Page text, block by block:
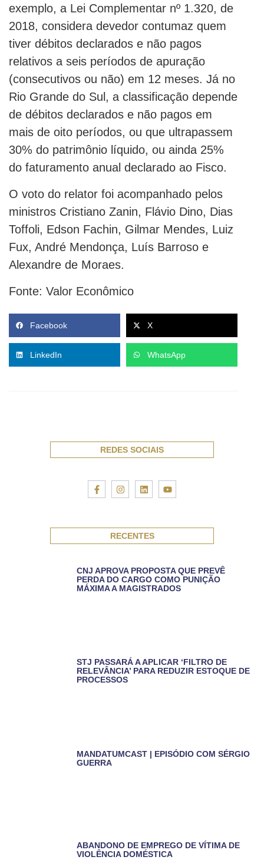
exemplo, a Lei Complementar nº 1.320, de
2018, considera devedor contumaz quem
tiver débitos declarados e não pagos
relativos a seis períodos de apuração
(consecutivos ou não) em 12 meses. Já no
Rio Grande do Sul, a classificação depende
de débitos declarados e não pagos em
mais de oito períodos, ou que ultrapassem
30% do patrimônio líquido, ou ainda 25%
do faturamento anual declarado ao Fisco.
O voto do relator foi acompanhado pelos
ministros Cristiano Zanin, Flávio Dino, Dias
Toffoli, Edson Fachin, Gilmar Mendes, Luiz
Fux, André Mendonça, Luís Barroso e
Alexandre de Moraes.
Fonte: Valor Econômico
Facebook X
LinkedIn WhatsApp
REDES SOCIAIS
RECENTES
CNJ APROVA PROPOSTA QUE PREVÊ
PERDA DO CARGO COMO PUNIÇÃO
MÁXIMA A MAGISTRADOS
STJ PASSARÁ A APLICAR ‘FILTRO DE
RELEVÂNCIA’ PARA REDUZIR ESTOQUE DE
PROCESSOS
MANDATUMCAST | EPISÓDIO COM SÉRGIO
GUERRA
ABANDONO DE EMPREGO DE VÍTIMA DE
VIOLÊNCIA DOMÉSTICA